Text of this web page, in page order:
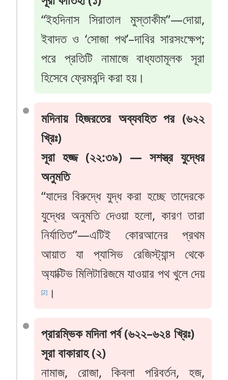
“ইহদিনাস সিরাতাল মুস্তাকীম”—দোয়া,
ইবাদত ও ‘সোজা পথ’–দাবির সারসংক্ষেপ;
পরে প্রতিটি নামাজে বাধ্যতামূলক সূরা
হিসেবে ফ্রেমবন্দি করা হয়।
মদিনায় হিজরতের অব্যবহিত পর (৬২২
খ্রিঃ)
সূরা হজ্জ (২২:৩৯) — সশস্ত্র যুদ্ধের
অনুমতি
“যাদের বিরুদ্ধে যুদ্ধ করা হচ্ছে তাদেরকে
যুদ্ধের অনুমতি দেওয়া হলো, কারণ তারা
নির্যাতিত”—এটিই কোরআনের প্রথম
আয়াত যা প্যাসিভ রেজিস্ট্যান্স থেকে
অ্যাক্টিভ মিলিটারিজমে যাওয়ার পথ খুলে দেয়
[2] ।
প্রারম্ভিক মদিনা পর্ব (৬২২–৬২৪ খ্রিঃ)
সূরা বাকারাহ (২)
নামাজ, রোজা, কিবলা পরিবর্তন, হজ,